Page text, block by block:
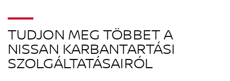
TUDJON MEG TÖBBET A
NISSAN KARBANTARTÁSI
SZOLGÁLTATÁSAIRÓL